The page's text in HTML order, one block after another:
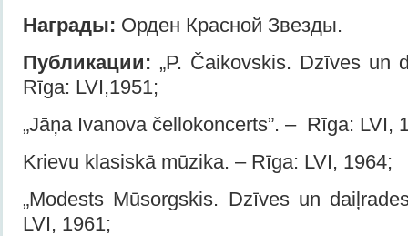
Награды: Орден Красной Звезды.
Публикации: „P. Čaikovskis. Dzīves un
Rīga: LVI,1951;
„Jāņa Ivanova čellokoncerts”. – Rīga: LVI,
Krievu klasiskā mūzika. – Rīga: LVI, 1964;
„Modests Mūsorgskis. Dzīves un
LVI, 1961;